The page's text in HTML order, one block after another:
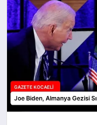
SAĞLIK
EĞITIM